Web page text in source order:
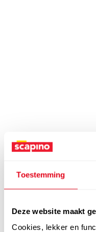
Toestemming
Deze website maakt
Cookies, lekker en